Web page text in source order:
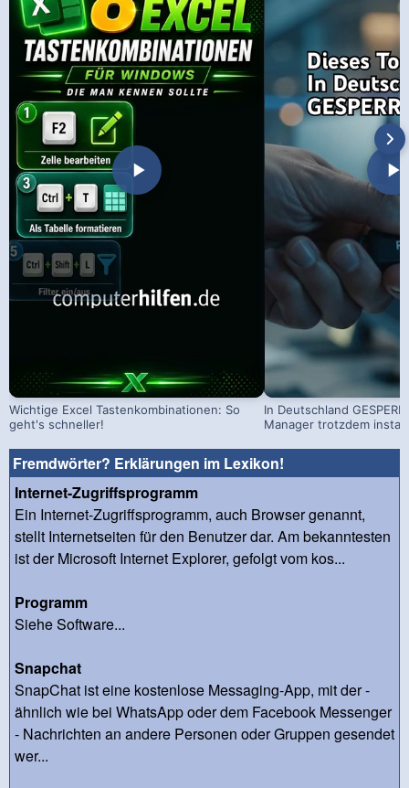
Wichtige Excel Tastenkombinationen: So
geht's schneller!
In Deutschland
Manager trotzdem
Fremdwörter? Erklärungen im Lexikon!
Internet-Zugriffsprogramm
Ein Internet-Zugriffsprogramm, auch Browser genannt,
stellt Internetseiten für den Benutzer dar. Am bekanntesten
ist der Microsoft Internet Explorer, gefolgt vom kos...
Programm
Siehe Software...
Snapchat
SnapChat ist eine kostenlose Messaging-App, mit der -
ähnlich wie bei WhatsApp oder dem Facebook Messenger
- Nachrichten an andere Personen oder Gruppen gesendet
wer...